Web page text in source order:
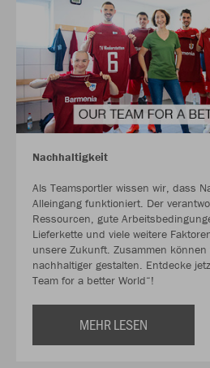
Nachhaltigkeit
Als Teamsportler wissen wir, dass
Alleingang funktioniert. Der
Ressourcen, gute
Lieferkette und viele weitere
unsere Zukunft. Zusammen können
nachhaltiger gestalten. Entdecke
Team for a better World“!
MEHR LESEN